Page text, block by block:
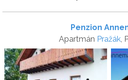
Penzion
Apartmán Pražák ,